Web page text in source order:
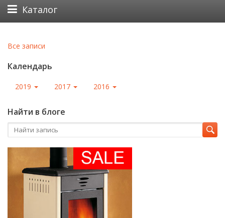
Каталог
Все записи
Календарь
2019 2017 2016
Найти в блоге